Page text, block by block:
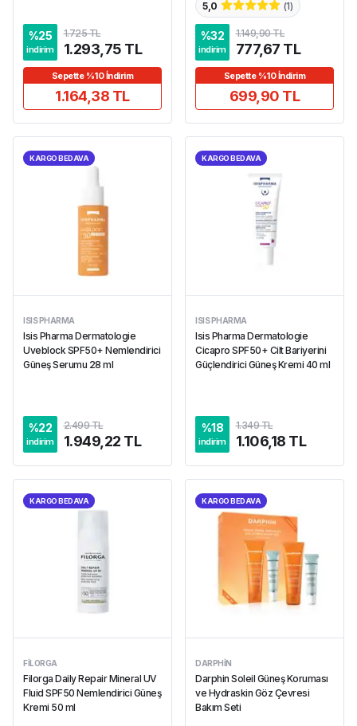
%25
indirim
1.725 TL
1.293,75 TL
Sepette %10 İndirim
1.164,38 TL
5,0
(1)
%32
indirim
1.149,90 TL
777,67 TL
Sepette %10 İndirim
699,90 TL
KARGO BEDAVA
ISIS PHARMA
Isis Pharma Dermatologie
Uveblock SPF50+ Nemlendirici
Güneş Serumu 28 ml
%22
indirim
2.499 TL
1.949,22 TL
KARGO BEDAVA
ISIS PHARMA
Isis Pharma Dermatologie
Cicapro SPF50+ Cilt Bariyerini
Güçlendirici Güneş Kremi 40 ml
%18
indirim
1.349 TL
1.106,18 TL
KARGO BEDAVA
FILORGA
Filorga Daily Repair Mineral UV
Fluid SPF50 Nemlendirici Güneş
Kremi 50 ml
KARGO BEDAVA
DARPHIN
Darphin Soleil Güneş Koruması
ve Hydraskin Göz Çevresi
Bakım Seti